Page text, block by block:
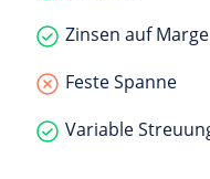
Zinsen auf Marge
Feste Spanne
Variable